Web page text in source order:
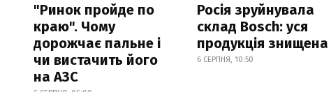
"Ринок пройде по
краю". Чому
дорожчає пальне і
чи вистачить його
на АЗС
Росія зруйнувала
склад Bosch: уся
продукція знищена
6 СЕРПНЯ, 10:50